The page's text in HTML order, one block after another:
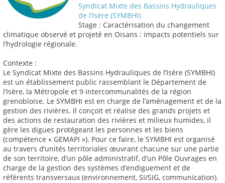
Syndicat Mixte des Bassins Hydrauliques
de l’Isère (SYMBHI)
Stage : Caractérisation du changement
climatique observé et projeté en Oisans : impacts potentiels sur
l’hydrologie régionale.
Contexte :
Le Syndicat Mixte des Bassins Hydrauliques de l’Isère (SYMBHI)
est un établissement public rassemblant le Département de
l’Isère, la Métropole et 9 intercommunalités de la région
grenobloise. Le SYMBHI est en charge de l’aménagement et de la
gestion des rivières. Il conçoit et réalise des grands projets et
des actions de restauration des rivières et milieux humides, il
gère les digues protégeant les personnes et les biens
(compétence « GEMAPI »). Pour ce faire, le SYMBHI est organisé
au travers d’unités territoriales œuvrant chacune sur une partie
de son territoire, d’un pôle administratif, d’un Pôle Ouvrages en
charge de la gestion des systèmes d’endiguement et de
référents transversaux (environnement, SI/SIG, communication).